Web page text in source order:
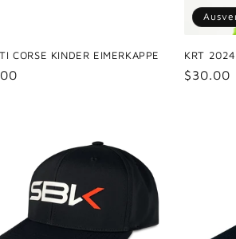
CORSE KINDER EIMERKAPPE KRT
$30.00